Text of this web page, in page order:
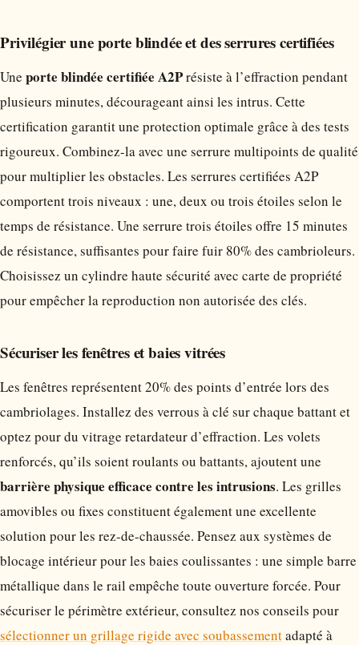
Privilégier une porte blindée et des serrures certifiées
Une porte blindée certifiée A2Présiste à l’effraction pendant
plusieurs minutes, décourageant ainsi les intrus. Cette
certification garantit une protection optimale grâce à des tests
rigoureux. Combinez-la avec une serrure multipoints de qualité
pour multiplier les obstacles. Les serrures certifiées A2P
comportent trois niveaux : une, deux ou trois étoiles selon le
temps de résistance. Une serrure trois étoiles offre 15 minutes
de résistance, suffisantes pour faire fuir 80% des cambrioleurs.
Choisissez un cylindre haute sécurité avec carte de propriété
pour empêcher la reproduction non autorisée des clés.
Sécuriser les fenêtres et baies vitrées
Les fenêtres représentent 20% des points d’entrée lors des
cambriolages. Installez des verrous à clé sur chaque battant et
optez pour du vitrage retardateur d’effraction. Les volets
renforcés, qu’ils soient roulants ou battants, ajoutent une
barrière physique efficace contre les intrusions. Les grilles
amovibles ou fixes constituent également une excellente
solution pour les rez-de-chaussée. Pensez aux systèmes de
blocage intérieur pour les baies coulissantes : une simple barre
métallique dans le rail empêche toute ouverture forcée. Pour
sécuriser le périmètre extérieur, consultez nos conseils pour
sélectionner un grillage rigide avec soubassementadapté à